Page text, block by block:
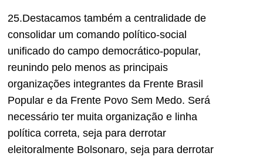
25.Destacamos também a centralidade de
consolidar um comando político-social
unificado do campo democrático-popular,
reunindo pelo menos as principais
organizações integrantes da Frente Brasil
Popular e da Frente Povo Sem Medo. Será
necessário ter muita organização e linha
política correta, seja para derrotar
eleitoralmente Bolsonaro, seja para derrotar